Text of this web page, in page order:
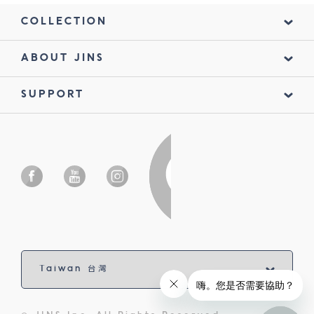
COLLECTION
ABOUT JINS
SUPPORT